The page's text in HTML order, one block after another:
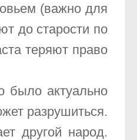
(важно для
до старости по
теряют право
было актуально
разрушиться.
другой народ.